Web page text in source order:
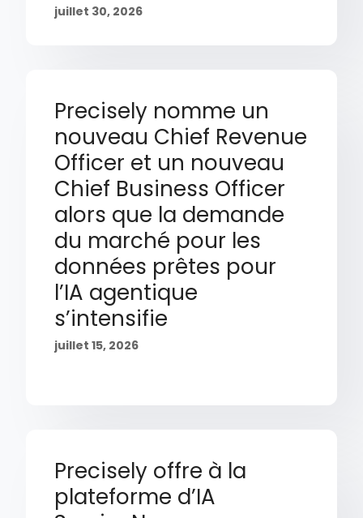
juillet 30, 2026
Precisely nomme un
nouveau Chief Revenue
Officer et un nouveau
Chief Business Officer
alors que la demande
du marché pour les
données prêtes pour
l’IA agentique
s’intensifie
juillet 15, 2026
Precisely offre à la
plateforme d’IA